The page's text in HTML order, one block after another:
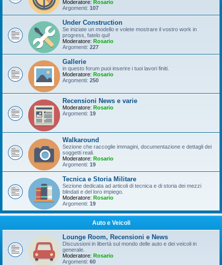
Moderatore: Rosario
Argomenti: 107
Under Construction
Se iniziate un modello e volete mostrare il vostro work in
progress, fatelo qui!
Moderatore: Rosario
Argomenti: 227
Gallerie
in questo forum puoi inserire i tuoi lavori finiti.
Moderatore: Rosario
Argomenti: 250
Recensioni News e varie
Moderatore: Rosario
Argomenti: 19
Walkaround
Sezione che raccoglie immagini, documentazione e dettagli dei
soggetti reali.
Moderatore: Rosario
Argomenti: 19
Tecnica e Storia Militare
Sezione dedicata ad articoli di tecnica e di storia dei mezzi
blindati e del loro impiego.
Moderatore: Rosario
Argomenti: 19
Auto e Veicoli
Lounge Room, Recensioni e News
Discussioni in libertà sul mondo delle auto e dei veicoli in
generale.
Moderatore: Rosario
Argomenti: 60